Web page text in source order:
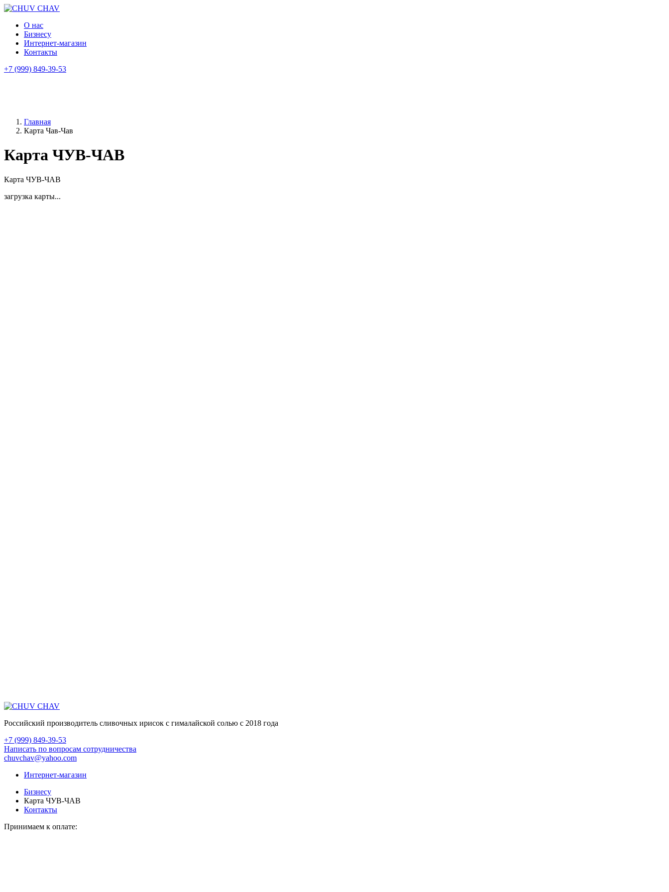
О нас
Бизнесу
Интернет-магазин
Контакты
+7 (999) 849-39-53
Главная
Карта Чав-Чав
Карта ЧУВ-ЧАВ
Карта ЧУВ-ЧАВ
загрузка карты...
Российский производитель сливочных ирисок с гималайской солью с 2018 года
+7 (999) 849-39-53
Написать по вопросам сотрудничества
chuvchav@yahoo.com
Интернет-магазин
Бизнесу
Карта ЧУВ-ЧАВ
Контакты
Принимаем к оплате: